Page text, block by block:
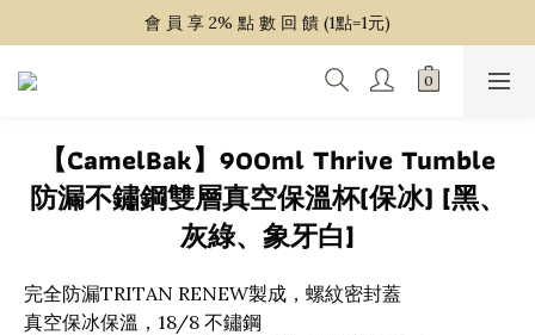
~ 單 筆 消 費 滿 $ 1 5 0 0 免 運 費 ~
會 員 享 2% 點 數 回 饋 (1點=1元)
【CamelBak】900ml Thrive Tumble
防漏不鏽鋼雙層真空保溫杯(保冰) [黑、
灰綠、象牙白]
完全防漏TRITAN RENEW製成，螺紋密封蓋
真空保冰保溫，18/8 不鏽鋼